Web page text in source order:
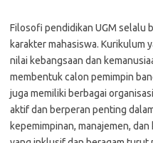
Filosofi pendidikan UGM selalu
karakter mahasiswa. Kurikulum
nilai kebangsaan dan
membentuk calon pemimpin
juga memiliki berbagai organisasi
aktif dan berperan penting
kepemimpinan, manajemen,